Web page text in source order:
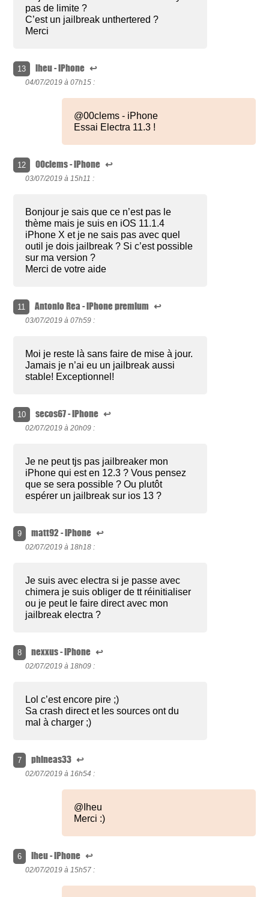
pas de limite ?
C’est un jailbreak unthertered ?
Merci
13 lheu - iPhone ↩
04/07/2019 à 07h15 :
@00clems - iPhone
Essai Electra 11.3 !
12 00clems - iPhone ↩
03/07/2019 à 15h11 :
Bonjour je sais que ce n’est pas le
thème mais je suis en iOS 11.1.4
iPhone X et je ne sais pas avec quel
outil je dois jailbreak ? Si c’est possible
sur ma version ?
Merci de votre aide
11 Antonio Rea - iPhone premium ↩
03/07/2019 à 07h59 :
Moi je reste là sans faire de mise à jour.
Jamais je n’ai eu un jailbreak aussi
stable! Exceptionnel!
10 secos67 - iPhone ↩
02/07/2019 à 20h09 :
Je ne peut tjs pas jailbreaker mon
iPhone qui est en 12.3 ? Vous pensez
que se sera possible ? Ou plutôt
espérer un jailbreak sur ios 13 ?
9 matt92 - iPhone ↩
02/07/2019 à 18h18 :
Je suis avec electra si je passe avec
chimera je suis obliger de tt réinitialiser
ou je peut le faire direct avec mon
jailbreak electra ?
8 nexxus - iPhone ↩
02/07/2019 à 18h09 :
Lol c’est encore pire ;)
Sa crash direct et les sources ont du
mal à charger ;)
7 phineas33 ↩
02/07/2019 à 16h54 :
@Iheu
Merci :)
6 lheu - iPhone ↩
02/07/2019 à 15h57 :